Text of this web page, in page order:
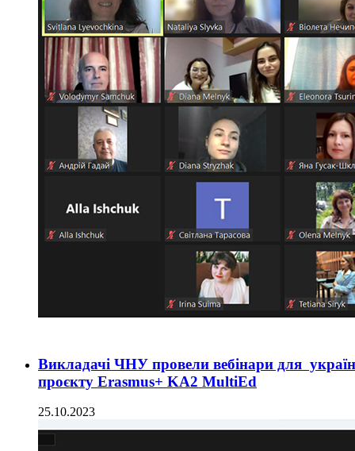
Викладачі ЧНУ провели вебінари для
проєкту Erasmus+ KA2 MultiEd
25.10.2023